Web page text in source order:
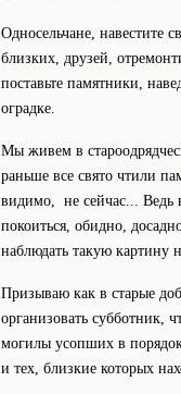
Односельчане, навестите
близких, друзей,
поставьте памятники,
оградке.
Мы живем в
раньше все свято чтили
видимо, не сейчас... Ведь
покоиться, обидно,
наблюдать такую картину
Призываю как в старые
организовать субботник,
могилы усопших в
и тех, близкие которых